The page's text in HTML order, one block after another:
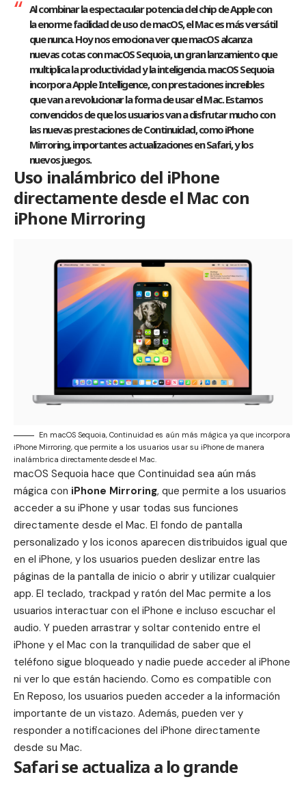
Al combinar la espectacular potencia del chip de Apple con
la enorme facilidad de uso de macOS, el Mac es más versátil
que nunca. Hoy nos emociona ver que macOS alcanza
nuevas cotas con macOS Sequoia, un gran lanzamiento que
multiplica la productividad y la inteligencia. macOS Sequoia
incorpora Apple Intelligence, con prestaciones increíbles
que van a revolucionar la forma de usar el Mac. Estamos
convencidos de que los usuarios van a disfrutar mucho con
las nuevas prestaciones de Continuidad, como iPhone
Mirroring, importantes actualizaciones en Safari, y los
nuevos juegos.
Uso inalámbrico del iPhone
directamente desde el Mac con
iPhone Mirroring
En macOS Sequoia, Continuidad es aún más mágica ya que incorpora
iPhone Mirroring, que permite a los usuarios usar su iPhone de manera
inalámbrica directamente desde el Mac.
macOS Sequoia hace que Continuidad sea aún más
mágica con iPhone Mirroring, que permite a los usuarios
acceder a su iPhone y usar todas sus funciones
directamente desde el Mac. El fondo de pantalla
personalizado y los iconos aparecen distribuidos igual que
en el iPhone, y los usuarios pueden deslizar entre las
páginas de la pantalla de inicio o abrir y utilizar cualquier
app. El teclado, trackpad y ratón del Mac permite a los
usuarios interactuar con el iPhone e incluso escuchar el
audio. Y pueden arrastrar y soltar contenido entre el
iPhone y el Mac con la tranquilidad de saber que el
teléfono sigue bloqueado y nadie puede acceder al iPhone
ni ver lo que están haciendo. Como es compatible con
En Reposo, los usuarios pueden acceder a la información
importante de un vistazo. Además, pueden ver y
responder a notificaciones del iPhone directamente
desde su Mac.
Safari se actualiza a lo grande